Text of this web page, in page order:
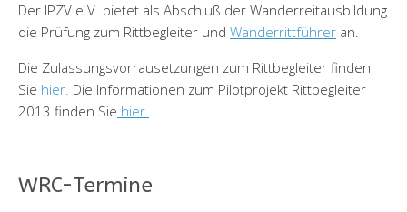
Der IPZV e.V. bietet als Abschluß der Wanderreitausbildung
die Prüfung zum Rittbegleiter und Wanderrittführer an.
Die Zulassungsvorrausetzungen zum Rittbegleiter finden
Sie hier. Die Informationen zum Pilotprojekt Rittbegleiter
2013 finden Sie hier.
WRC-Termine